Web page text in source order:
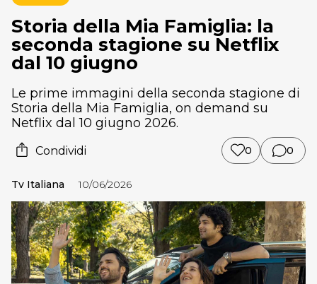
Storia della Mia Famiglia: la
seconda stagione su Netflix
dal 10 giugno
Le prime immagini della seconda stagione di
Storia della Mia Famiglia, on demand su
Netflix dal 10 giugno 2026.
Condividi 0 0
Tv Italiana 10/06/2026